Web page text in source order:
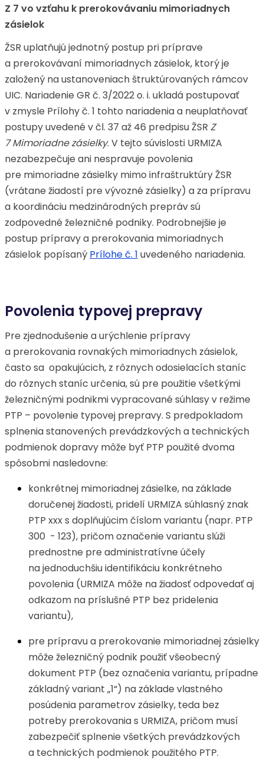
Z 7 vo vzťahu k prerokovávaniu mimoriadnych
zásielok
ŽSR uplatňujú jednotný postup pri príprave
a prerokovávaní mimoriadnych zásielok, ktorý je
založený na ustanoveniach štruktúrovaných rámcov
UIC. Nariadenie GR č. 3/2022 o. i. ukladá postupovať
v zmysle Prílohy č. 1 tohto nariadenia a neuplatňovať
postupy uvedené v čl. 37 až 46 predpisu ŽSR Z
7 Mimoriadne zásielky. V tejto súvislosti URMIZA
nezabezpečuje ani nespravuje povolenia
pre mimoriadne zásielky mimo infraštruktúry ŽSR
(vrátane žiadostí pre vývozné zásielky) a za prípravu
a koordináciu medzinárodných prepráv sú
zodpovedné železničné podniky. Podrobnejšie je
postup prípravy a prerokovania mimoriadnych
zásielok popísaný Prílohe č. 1 uvedeného nariadenia.
Povolenia typovej prepravy
Pre zjednodušenie a urýchlenie prípravy
a prerokovania rovnakých mimoriadnych zásielok,
často sa opakujúcich, z rôznych odosielacích staníc
do rôznych staníc určenia, sú pre použitie všetkými
železničnými podnikmi vypracované súhlasy v režime
PTP – povolenie typovej prepravy. S predpokladom
splnenia stanovených prevádzkových a technických
podmienok dopravy môže byť PTP použité dvoma
spôsobmi nasledovne:
konkrétnej mimoriadnej zásielke, na základe
doručenej žiadosti, pridelí URMIZA súhlasný znak
PTP xxx s doplňujúcim číslom variantu (napr. PTP
300 - 123), pričom označenie variantu slúži
prednostne pre administratívne účely
na jednoduchšiu identifikáciu konkrétneho
povolenia (URMIZA môže na žiadosť odpovedať aj
odkazom na príslušné PTP bez pridelenia
variantu),
pre prípravu a prerokovanie mimoriadnej zásielky
môže železničný podnik použiť všeobecný
dokument PTP (bez označenia variantu, prípadne
základný variant „1“) na základe vlastného
posúdenia parametrov zásielky, teda bez
potreby prerokovania s URMIZA, pričom musí
zabezpečiť splnenie všetkých prevádzkových
a technických podmienok použitého PTP.